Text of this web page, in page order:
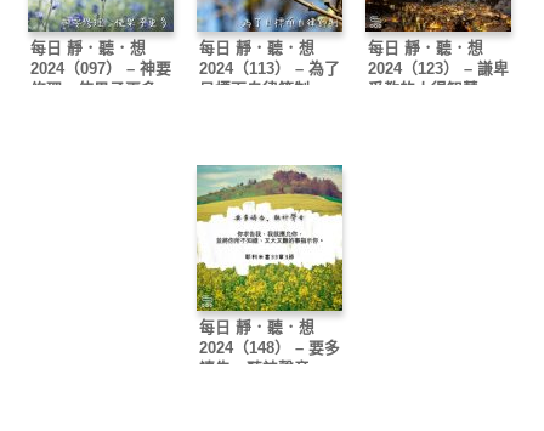
每日 靜．聽．想
2024（097） – 神要
修理，使果子更多
每日 靜．聽．想
2024（113） – 為了
目標而自律節制
每日 靜．聽．想
2024（123） – 謙卑
受教的人得智慧
每日 靜．聽．想
2024（148） – 要多
禱告、聽神聲音